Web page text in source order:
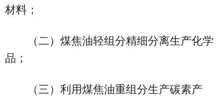
材料；
（二）煤焦油轻组分精细分离生产化学
品；
（三）利用煤焦油重组分生产碳素产